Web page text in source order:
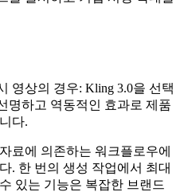
영상의 경우: Kling 3.0을 선택
명하고 역동적인 효과로 제품
다.
료에 의존하는 워크플로우에
. 한 번의 생성 작업에서 최대
있는 기능은 복잡한 브랜드